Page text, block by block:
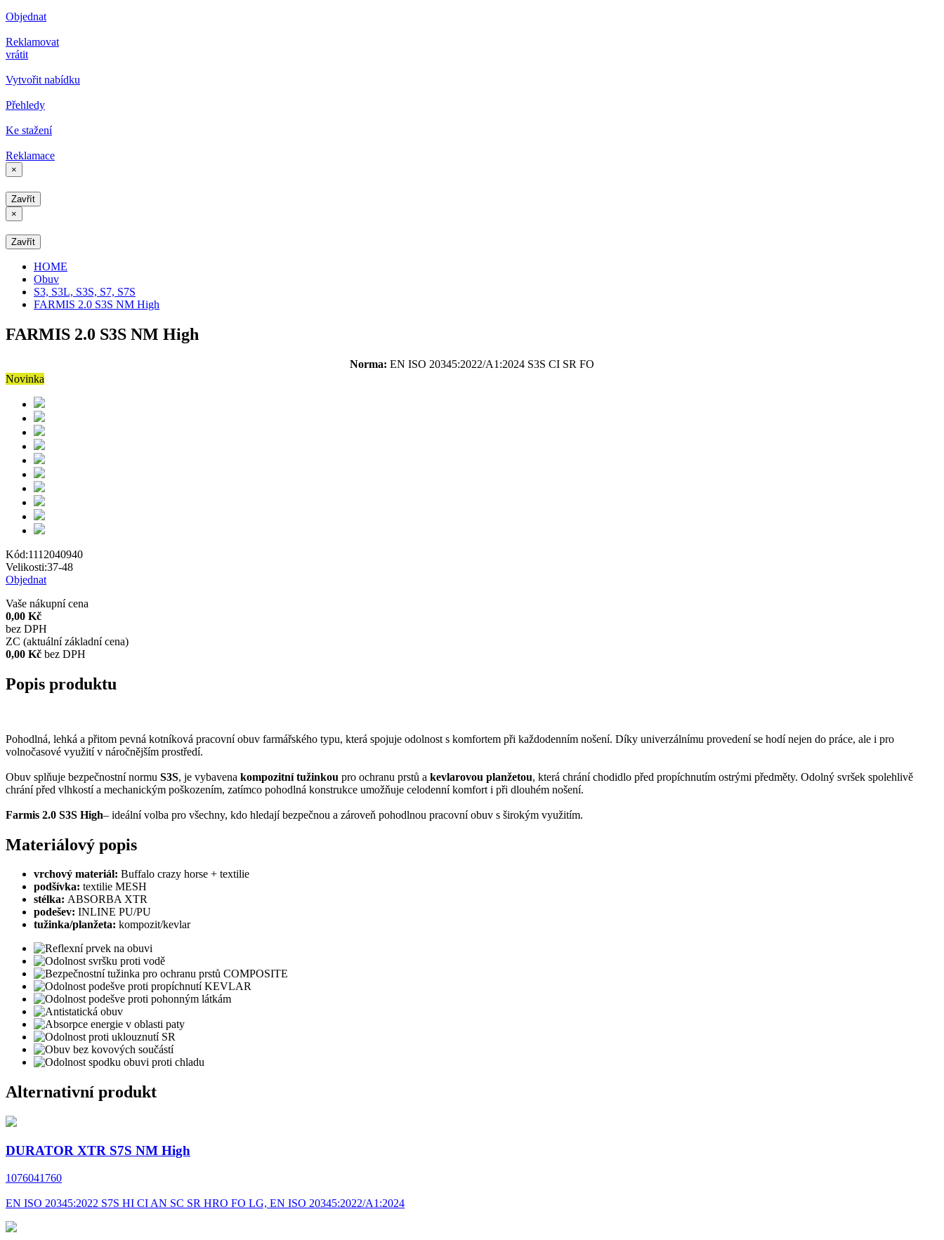
Objednat
Reklamovat
vrátit
Vytvořit nabídku
Přehledy
Ke stažení
Reklamace
×
Zavřít
×
Zavřít
HOME
Obuv
S3, S3L, S3S, S7, S7S
FARMIS 2.0 S3S NM High
FARMIS 2.0 S3S NM High
Norma: EN ISO 20345:2022/A1:2024 S3S CI SR FO
Novinka
Kód:1112040940
Velikosti:37-48
Objednat
Vaše nákupní cena
0,00 Kč
bez DPH
ZC (aktuální základní cena)
0,00 Kč bez DPH
Popis produktu
Pohodlná, lehká a přitom pevná kotníková pracovní obuv farmářského typu, která spojuje odolnost s komfortem při každodenním nošení. Díky univerzálnímu provedení se hodí nejen do práce, ale i pro
volnočasové využití v náročnějším prostředí.
Obuv splňuje bezpečnostní normu S3S, je vybavena kompozitní tužinkou pro ochranu prstů a kevlarovou planžetou, která chrání chodidlo před propíchnutím ostrými předměty. Odolný svršek spolehlivě
chrání před vlhkostí a mechanickým poškozením, zatímco pohodlná konstrukce umožňuje celodenní komfort i při dlouhém nošení.
Farmis 2.0 S3S High– ideální volba pro všechny, kdo hledají bezpečnou a zároveň pohodlnou pracovní obuv s širokým využitím.
Materiálový popis
vrchový materiál: Buffalo crazy horse + textilie
podšívka: textilie MESH
stélka: ABSORBA XTR
podešev: INLINE PU/PU
tužinka/planžeta: kompozit/kevlar
Alternativní produkt
DURATOR XTR S7S NM High
1076041760
EN ISO 20345:2022 S7S HI CI AN SC SR HRO FO LG, EN ISO 20345:2022/A1:2024